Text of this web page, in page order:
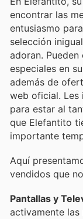
encontrar las
entusiasmo
selección
adoran.
especiales en
además de
web oficial. Les
para estar al
que Elefantito
importante
Aquí
vendidos que
Pantallas y
activamente las